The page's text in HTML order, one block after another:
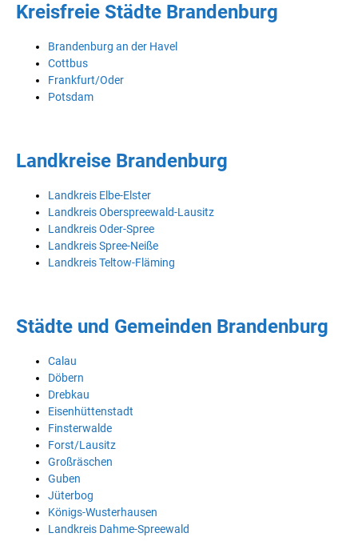
Kreisfreie Städte Brandenburg
Brandenburg an der Havel
Cottbus
Frankfurt/Oder
Potsdam
Landkreise Brandenburg
Landkreis Elbe-Elster
Landkreis Oberspreewald-Lausitz
Landkreis Oder-Spree
Landkreis Spree-Neiße
Landkreis Teltow-Fläming
Städte und Gemeinden Brandenburg
Calau
Döbern
Drebkau
Eisenhüttenstadt
Finsterwalde
Forst/Lausitz
Großräschen
Guben
Jüterbog
Königs-Wusterhausen
Landkreis Dahme-Spreewald